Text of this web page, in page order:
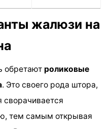
жалюзи на
обретают роликовые
. Это своего рода штора,
сворачивается
тем самым открывая